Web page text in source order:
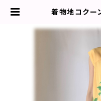
着物地コクー
内発送・国内
| 椿屋